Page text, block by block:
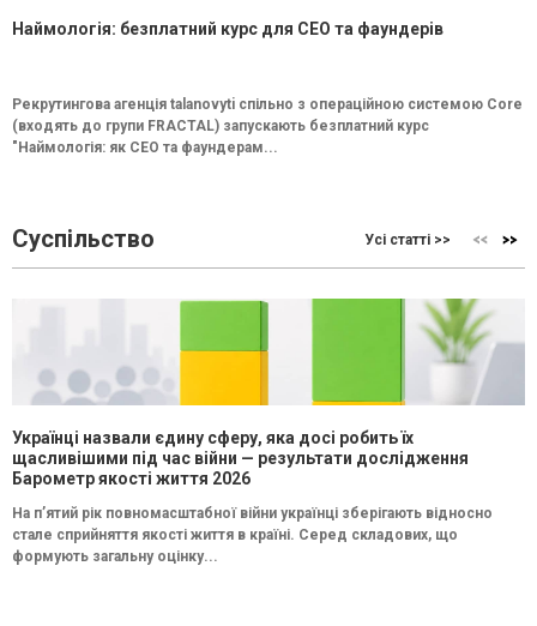
Наймологія: безплатний курс для CEO та фаундерів
Рекрутингова агенція talanovyti спільно з операційною системою Core
(входять до групи FRACTAL) запускають безплатний курс
"Наймологія: як СEO та фаундерам...
Суспільство Усі статті >>
Українці назвали єдину сферу, яка досі робить їх
щасливішими під час війни — результати дослідження
Барометр якості життя 2026
На п’ятий рік повномасштабної війни українці зберігають відносно
стале сприйняття якості життя в країні. Серед складових, що
формують загальну оцінку...